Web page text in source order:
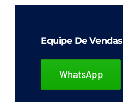
Equipe De Vendas
WhatsApp